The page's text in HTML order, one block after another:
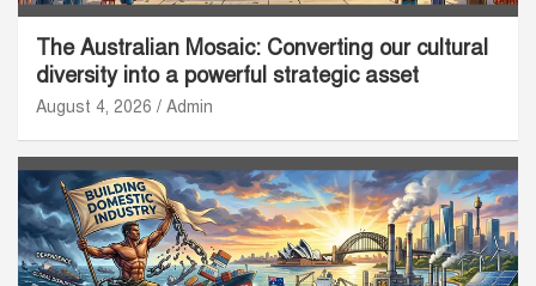
The Australian Mosaic: Converting our cultural
diversity into a powerful strategic asset
August 4, 2026 Admin